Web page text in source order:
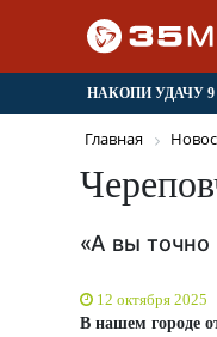
НАКОПИ УДАЧУ 9
Главная
«А вы точно
12 октября 2025
В нашем городе